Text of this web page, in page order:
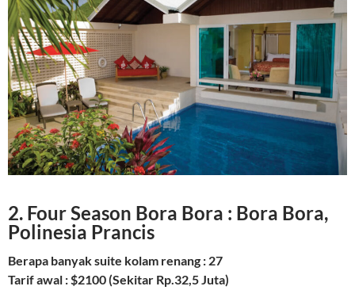
2. Four Season Bora Bora : Bora Bora,
Polinesia Prancis
Berapa banyak suite kolam renang : 27
Tarif awal : $2100 (Sekitar Rp.32,5 Juta)